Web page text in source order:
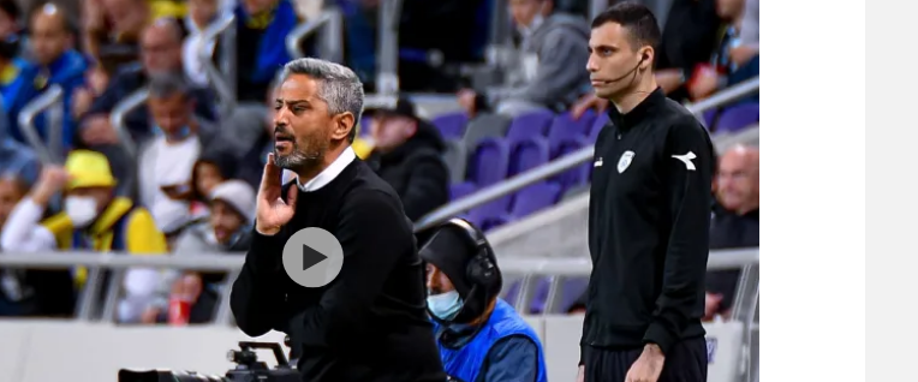
תקנון משתתפים וזוכים בפרסים
תקנון עבור פעילות אלקטרה
תקנון עבור פעילות ספורט 1 – "מרלן"
טניס
גיימינג E-Sports
תנאי שימוש
מדיניות פרטיות
תקנון פעילות ספורט 1
הפועל תל אביב
הפועל חיפה
הפועל באר שבע
מכבי נתניה
בני יהודה
ליגה סינית
ליגה ברזילאית
ליגות נוספות